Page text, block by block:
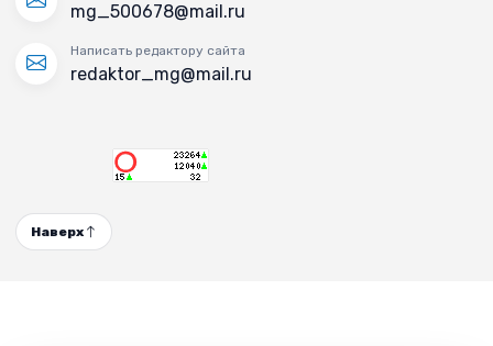
mg_500678@mail.ru
Написать редактору сайта
redaktor_mg@mail.ru
Наверх